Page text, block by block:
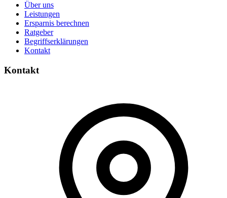
Über uns
Leistungen
Ersparnis berechnen
Ratgeber
Begriffserklärungen
Kontakt
Kontakt